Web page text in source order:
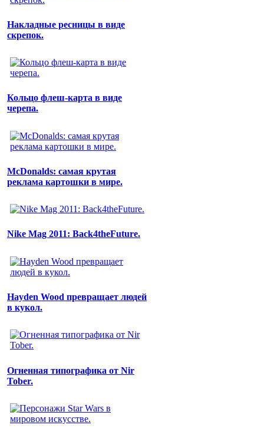
Накладные ресницы в виде
скрепок.
Кольцо флеш-карта в виде
черепа.
McDonalds: самая крутая
реклама картошки в мире.
Nike Mag 2011: Back4theFuture.
Hayden Wood превращает людей
в кукол.
Огненная типографика от Nir
Tober.